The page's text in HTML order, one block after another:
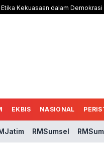
Kekuasaan dalam
EKBIS NASIONAL
RMSumsel